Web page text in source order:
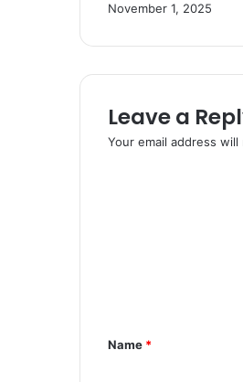
November 1, 2025
Leave a
Your email address
tName *